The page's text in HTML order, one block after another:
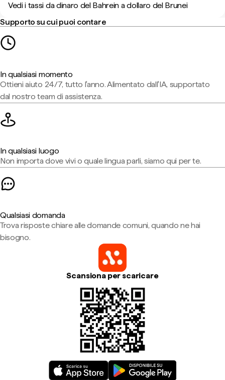
Vedi i tassi da dinaro del Bahrein a dollaro del Brunei
Supporto su cui puoi contare
In qualsiasi momento
Ottieni aiuto 24/7, tutto l'anno. Alimentato dall'IA, supportato
dal nostro team di assistenza.
In qualsiasi luogo
Non importa dove vivi o quale lingua parli, siamo qui per te.
Qualsiasi domanda
Trova risposte chiare alle domande comuni, quando ne hai
bisogno.
Scansiona per scaricare